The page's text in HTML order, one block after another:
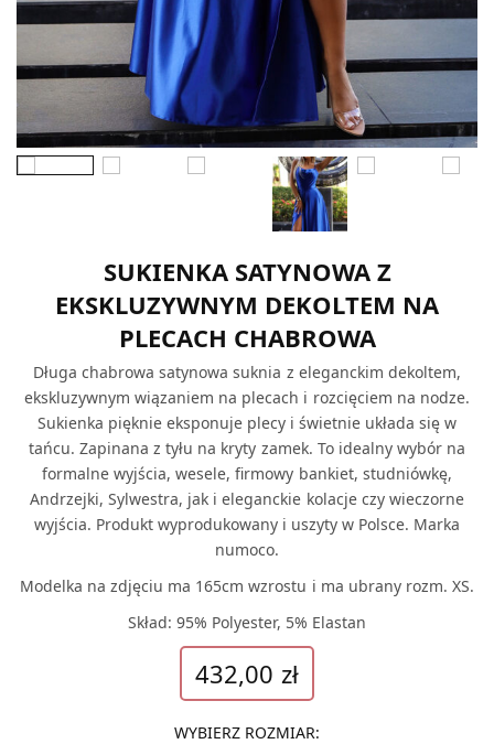
SUKIENKA SATYNOWA Z
EKSKLUZYWNYM DEKOLTEM NA
PLECACH CHABROWA
Długa chabrowa satynowa suknia z eleganckim dekoltem,
ekskluzywnym wiązaniem na plecach i rozcięciem na nodze.
Sukienka pięknie eksponuje plecy i świetnie układa się w
tańcu. Zapinana z tyłu na kryty zamek. To idealny wybór na
formalne wyjścia, wesele, firmowy bankiet, studniówkę,
Andrzejki, Sylwestra, jak i eleganckie kolacje czy wieczorne
wyjścia. Produkt wyprodukowany i uszyty w Polsce. Marka
numoco.
Modelka na zdjęciu ma 165cm wzrostu i ma ubrany rozm. XS.
Skład: 95% Polyester, 5% Elastan
432,00 zł
WYBIERZ ROZMIAR: